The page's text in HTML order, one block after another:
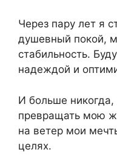
Через пару лет я
душевный покой,
стабильность.
надеждой и
И больше
превращать мою
на ветер мои
целях.